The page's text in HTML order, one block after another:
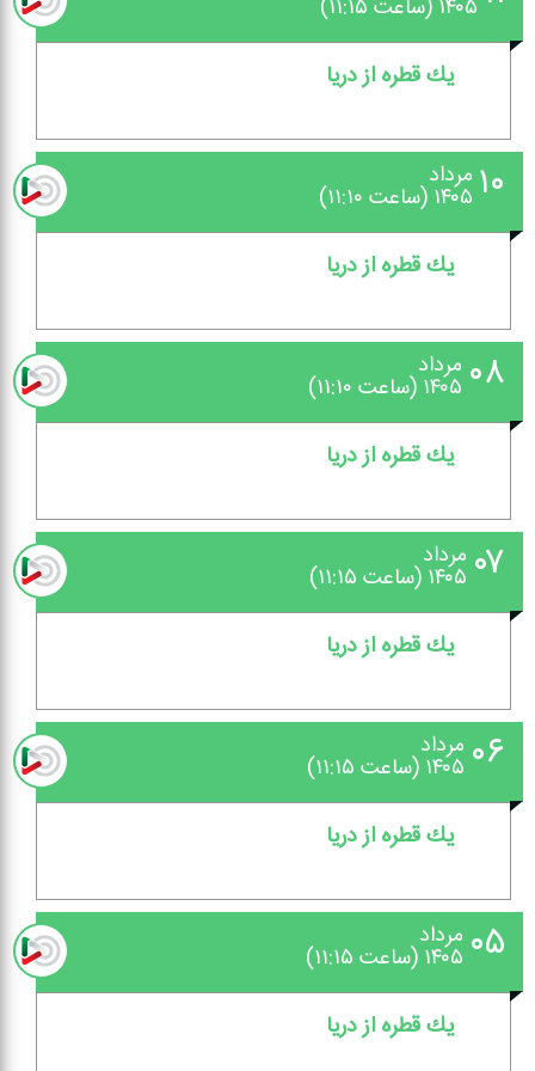
۱۴۰۵ (ساعت ۱۱:۱۵)
یك قطره از دریا
۱۰ مرداد
۱۴۰۵ (ساعت ۱۱:۱۰)
یك قطره از دریا
۰۸ مرداد
۱۴۰۵ (ساعت ۱۱:۱۰)
یك قطره از دریا
۰۷ مرداد
۱۴۰۵ (ساعت ۱۱:۱۵)
یك قطره از دریا
۰۶ مرداد
۱۴۰۵ (ساعت ۱۱:۱۵)
یك قطره از دریا
۰۵ مرداد
۱۴۰۵ (ساعت ۱۱:۱۵)
یك قطره از دریا